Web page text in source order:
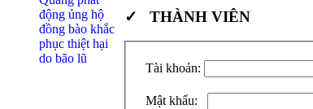
✓ THÀNH VIÊN
Tài khoản:
Mật khẩu: